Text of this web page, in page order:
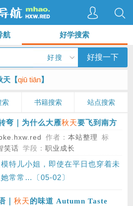
航 好学搜索
好搜 好搜一下
天【qiū tiān】
索 书籍搜索 站点搜索
弯｜为什么大雁秋天要飞到南方
作者： 本站整理
标
笑话 学段： 职业成长
特儿小姐，即使在平日也穿着未
常常…〔05-02〕
｜ 秋天的味道 Autumn Taste